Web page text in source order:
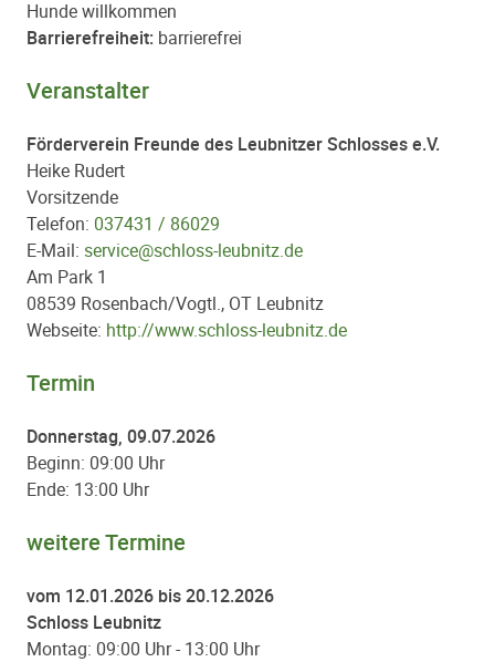
Hunde willkommen
Barrierefreiheit: barrierefrei
Veranstalter
Förderverein Freunde des Leubnitzer Schlosses e.V.
Heike Rudert
Vorsitzende
Telefon: 037431 / 86029
E-Mail: service@schloss-leubnitz.de
Am Park 1
08539 Rosenbach/Vogtl., OT Leubnitz
Webseite: http://www.schloss-leubnitz.de
Termin
Donnerstag, 09.07.2026
Beginn: 09:00 Uhr
Ende: 13:00 Uhr
weitere Termine
vom 12.01.2026 bis 20.12.2026
Schloss Leubnitz
Montag: 09:00 Uhr - 13:00 Uhr